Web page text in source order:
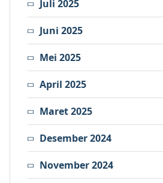
Juli 2025
Juni 2025
Mei 2025
April 2025
Maret 2025
Desember 2024
November 2024